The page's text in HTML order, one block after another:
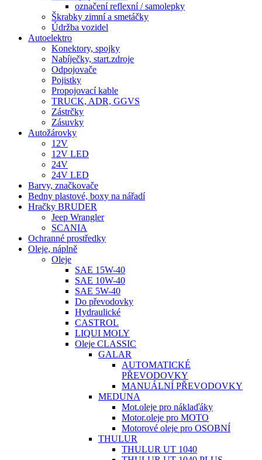
označení reflexní / samolepky
Škrabky zimní a smetáčky
Údržba vozidel
Autoelektro
Konektory, spojky
Nabíječky, start.zdroje
Odpojovače
Pojistky
Propojovací kable
TRUCK, ADR, GGVS
Zástrčky
Zásuvky
Autožárovky
12V
12V LED
24V
24V LED
Barvy, značkovače
Bedny plastové, boxy na nářadí
Hračky BRUDER
Jeep Wrangler
SCANIA
Ochranné prostředky
Oleje, náplně
Oleje
SAE 15W-40
SAE 10W-40
SAE 5W-40
Do převodovky
Hydraulické
CASTROL
LIQUI MOLY
Oleje CLASSIC
GALAR
AUTOMATICKÉ
PŘEVODOVKY
MANUÁLNÍ PŘEVODOVKY
MEDUNA
Mot.oleje pro náklaďáky
Motor.oleje pro MOTO
Motorové oleje pro OSOBNÍ
THULUR
THULUR UT 1040